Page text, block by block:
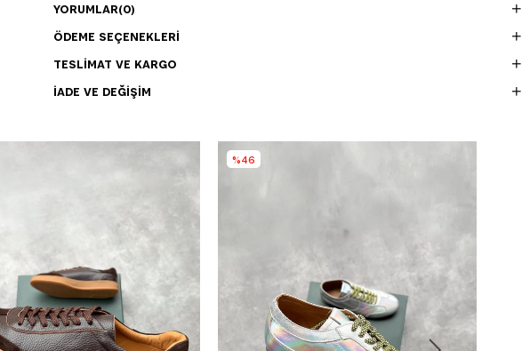
YORUMLAR(0)
ÖDEME SEÇENEKLERI
TESLIMAT VE KARGO
İADE VE DEĞIŞIM
%46